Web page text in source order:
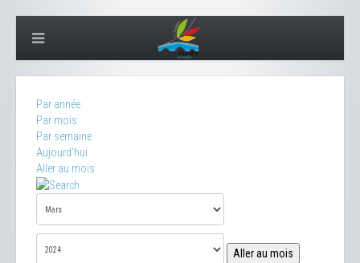
Par année
Par mois
Par semaine
Aujourd'hui
Aller au mois
Aller au mois